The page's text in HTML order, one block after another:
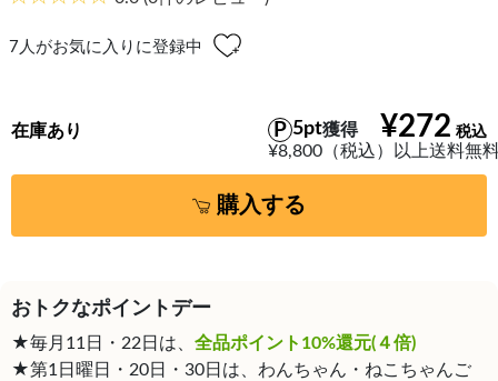
7 人がお気に入りに登録中
¥272
5pt獲得
¥8,800（税込）以上送料無
在庫あり
購入する
おトクなポイントデー
★毎月11日・22日は、 全品ポイント10%還元(４倍)
★第1日曜日・20日・30日は、わんちゃん・ねこちゃんご